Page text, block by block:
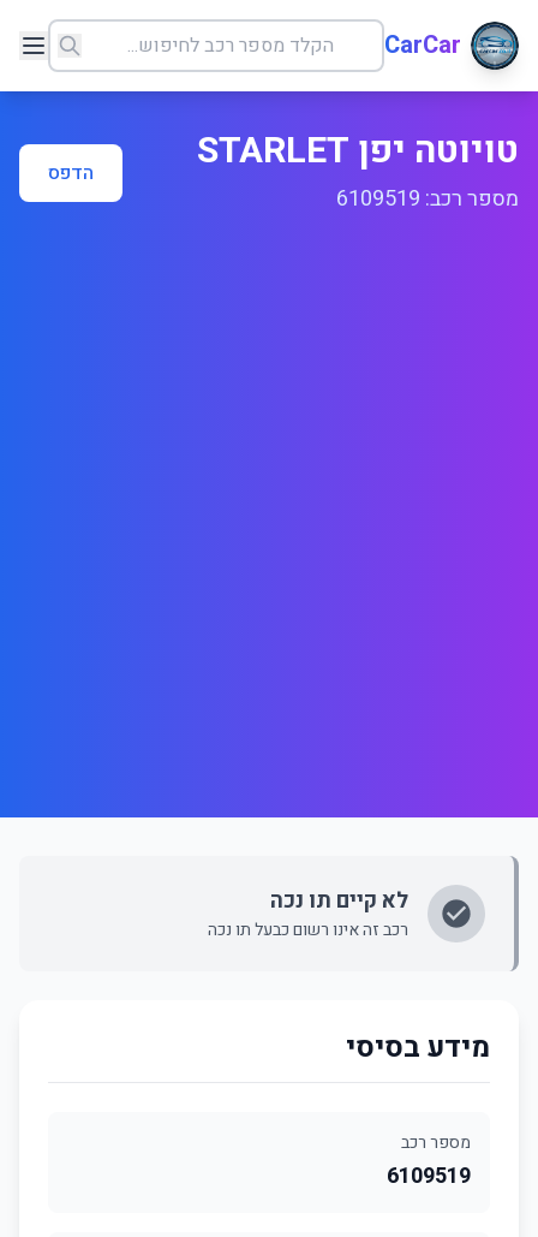
CarCar
טויוטה יפן STARLET
מספר רכב: 6109519
הדפס
לא קיים תו נכה
רכב זה אינו רשום כבעל תו נכה
מידע בסיסי
מספר רכב
6109519